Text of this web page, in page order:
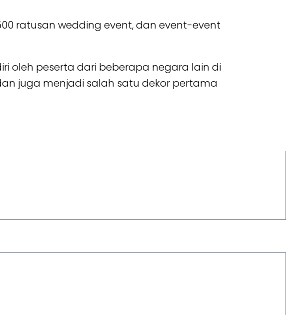
ratusan wedding event, dan event-event
oleh peserta dari beberapa negara lain di
juga menjadi salah satu dekor pertama